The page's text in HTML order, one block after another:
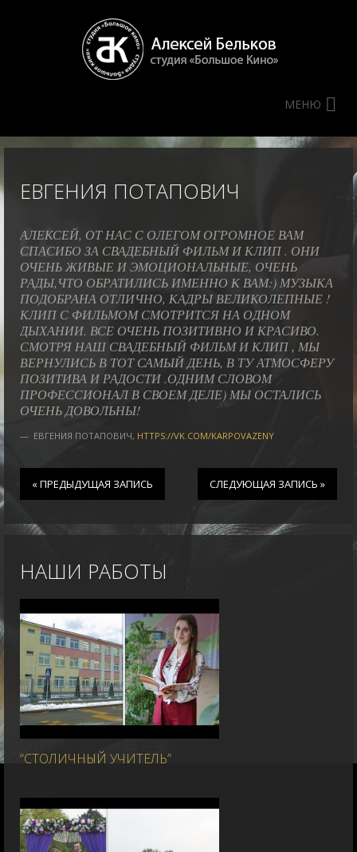
МЕНЮ
ЕВГЕНИЯ ПОТАПОВИЧ
АЛЕКСЕЙ, ОТ НАС С ОЛЕГОМ ОГРОМНОЕ ВАМ
СПАСИБО ЗА СВАДЕБНЫЙ ФИЛЬМ И КЛИП . ОНИ
ОЧЕНЬ ЖИВЫЕ И ЭМОЦИОНАЛЬНЫЕ, ОЧЕНЬ
РАДЫ,ЧТО ОБРАТИЛИСЬ ИМЕННО К ВАМ:) МУЗЫКА
ПОДОБРАНА ОТЛИЧНО, КАДРЫ ВЕЛИКОЛЕПНЫЕ !
КЛИП С ФИЛЬМОМ СМОТРИТСЯ НА ОДНОМ
ДЫХАНИИ. ВСЕ ОЧЕНЬ ПОЗИТИВНО И КРАСИВО.
СМОТРЯ НАШ СВАДЕБНЫЙ ФИЛЬМ И КЛИП , МЫ
ВЕРНУЛИСЬ В ТОТ САМЫЙ ДЕНЬ, В ТУ АТМОСФЕРУ
ПОЗИТИВА И РАДОСТИ .ОДНИМ СЛОВОМ
ПРОФЕССИОНАЛ В СВОЕМ ДЕЛЕ) МЫ ОСТАЛИСЬ
ОЧЕНЬ ДОВОЛЬНЫ!
ЕВГЕНИЯ ПОТАПОВИЧ, HTTPS://VK.COM/KARPOVAZENY
« ПРЕДЫДУЩАЯ ЗАПИСЬ СЛЕДУЮЩАЯ ЗАПИСЬ »
НАШИ РАБОТЫ
“СТОЛИЧНЫЙ УЧИТЕЛЬ”